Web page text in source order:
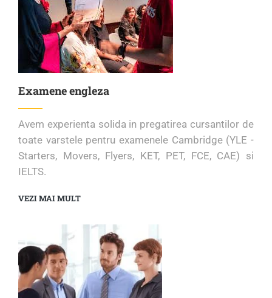
Examene engleza
Avem experienta solida in pregatirea cursantilor de
toate varstele pentru examenele Cambridge (YLE -
Starters, Movers, Flyers, KET, PET, FCE, CAE) si
IELTS.
VEZI MAI MULT